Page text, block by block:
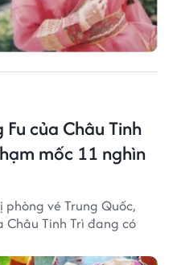
của Châu Tinh
mốc 11 nghìn
vé Trung Quốc,
Tinh Trì đang có